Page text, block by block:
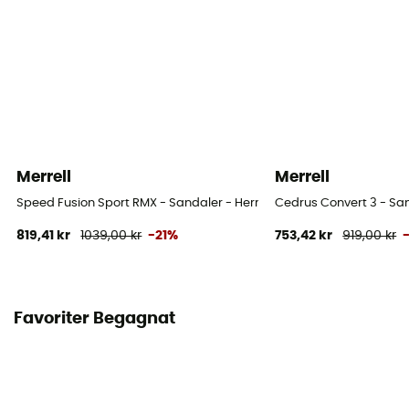
Merrell
Speed Fusion Sport RMX - Sandaler - Herr
819,41 kr 1039,00 kr -21%
Merrell
Cedrus Convert 3 -
753,42 kr 919,00 kr
Favoriter Begagnat